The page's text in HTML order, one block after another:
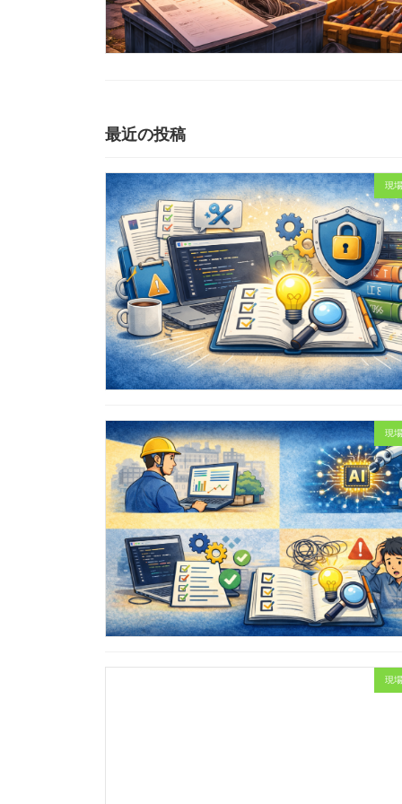
最近の投稿
現
現
現